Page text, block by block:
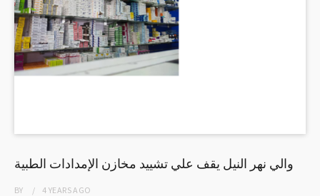
والي نهر النيل يقف علي تشييد مخازن الإمدادات الطبية
BY 4 YEARSAGO